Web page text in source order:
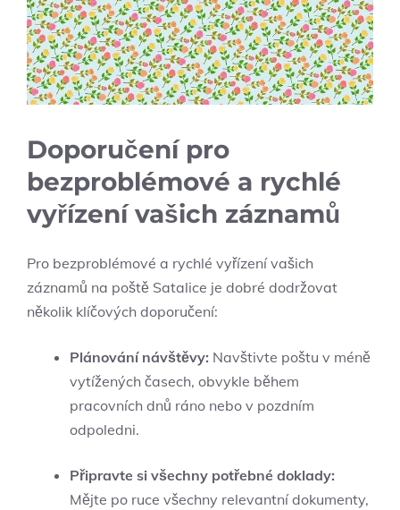
Doporučení pro
bezproblémové a rychlé
vyřízení vašich záznamů
Pro bezproblémové a rychlé vyřízení vašich
záznamů na poště Satalice je dobré dodržovat
několik klíčových doporučení:
Plánování návštěvy: Navštivte poštu v méně
vytížených časech, obvykle během
pracovních dnů ráno nebo v pozdním
odpoledni.
Připravte si všechny potřebné doklady:
Mějte po ruce všechny relevantní dokumenty,